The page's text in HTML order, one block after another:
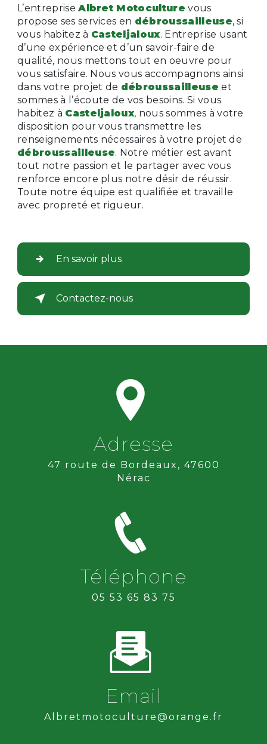
L’entrepriseAlbret Motoculture vous
propose ses services en débroussailleuse, si
vous habitez à Casteljaloux. Entreprise usant
d’une expérience et d’un savoir-faire de
qualité, nous mettons tout en oeuvre pour
vous satisfaire. Nous vous accompagnons ainsi
dans votre projet de débroussailleuse et
sommes à l’écoute de vos besoins. Si vous
habitez à Casteljaloux, nous sommes à votre
disposition pour vous transmettre les
renseignements nécessaires à votre projet de
débroussailleuse. Notre métier est avant
tout notre passion et le partager avec vous
renforce encore plus notre désir de réussir.
Toute notre équipe est qualifiée et travaille
avec propreté et rigueur.
En savoir plus
Contactez-nous
Adresse
47 route de Bordeaux, 47600
Nérac
Téléphone
05 53 65 83 75
Email
albretmotoculture@orange.fr